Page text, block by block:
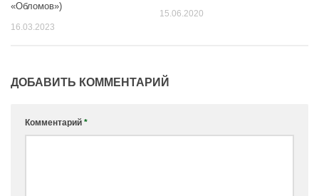
«Обломов»)
16.03.2023
15.06.2020
ДОБАВИТЬ КОММЕНТАРИЙ
Комментарий *